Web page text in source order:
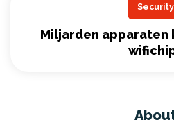
Security
Miljarden apparaten